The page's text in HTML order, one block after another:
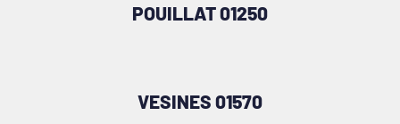
POUILLAT 01250
VESINES 01570